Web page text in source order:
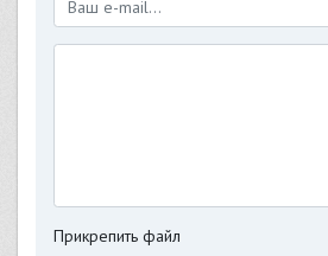
Прикрепить файл